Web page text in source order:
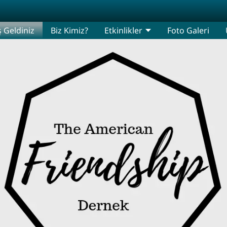
Geldiniz Biz Kimiz? Etkinlikler Foto Galeri